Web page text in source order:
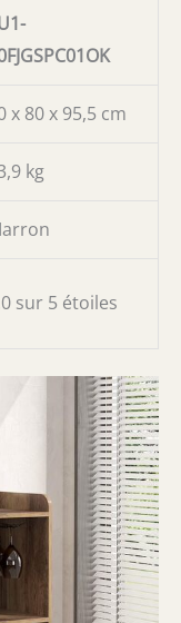
x 80 x 95,5 cm
kg
sur 5 étoiles